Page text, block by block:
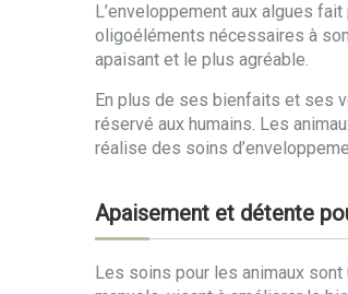
L’enveloppement aux algues
oligoéléments nécessaires à
apaisant et le plus agréable.
En plus de ses bienfaits et ses
réservé aux humains. Les
réalise des soins
Apaisement et détente
Les soins pour les animaux